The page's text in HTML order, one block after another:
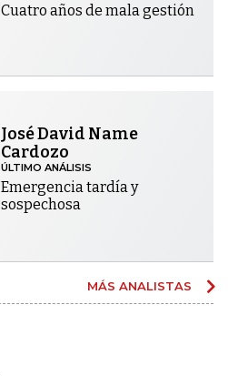
Cuatro años de mala gestión
José David Name
Cardozo
ÚLTIMO ANÁLISIS
Emergencia tardía y
sospechosa
MÁS ANALISTAS